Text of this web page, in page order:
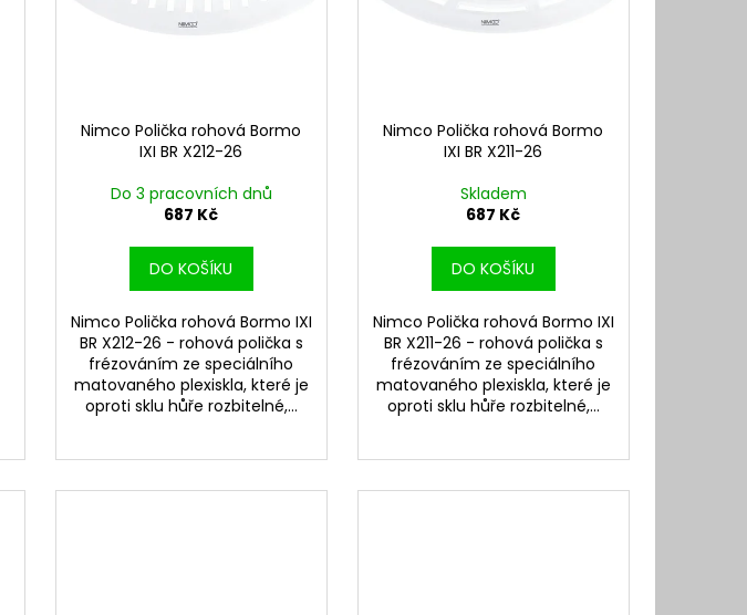
Nimco Polička rohová Bormo
IXI BR X212-26
Do 3 pracovních dnů
687 Kč
DO KOŠÍKU
Nimco Polička rohová Bormo IXI
BR X212-26 - rohová polička s
frézováním ze speciálního
matovaného plexiskla, které je
oproti sklu hůře rozbitelné,...
Nimco Polička rohová Bormo
IXI BR X211-26
Skladem
687 Kč
DO KOŠÍKU
Nimco Polička rohová Bormo IXI
BR X211-26 - rohová polička s
frézováním ze speciálního
matovaného plexiskla, které je
oproti sklu hůře rozbitelné,...